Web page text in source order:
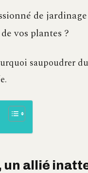
de
vos plantes ?
saupoudrer
un allié